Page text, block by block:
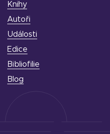
Knihy
Autoři
Události
Edice
Bibliofilie
Blog